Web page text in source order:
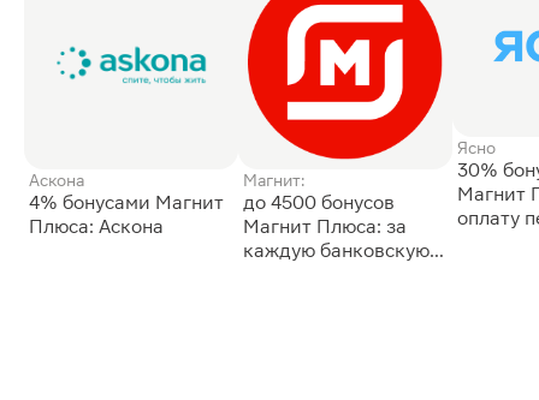
Аскона
4% бонусами Магнит
Плюса: Аскона
Магнит:
до 4500 бонусов
Магнит Плюса: за
каждую банковскую
Ясно
30%
Магнит
оплату